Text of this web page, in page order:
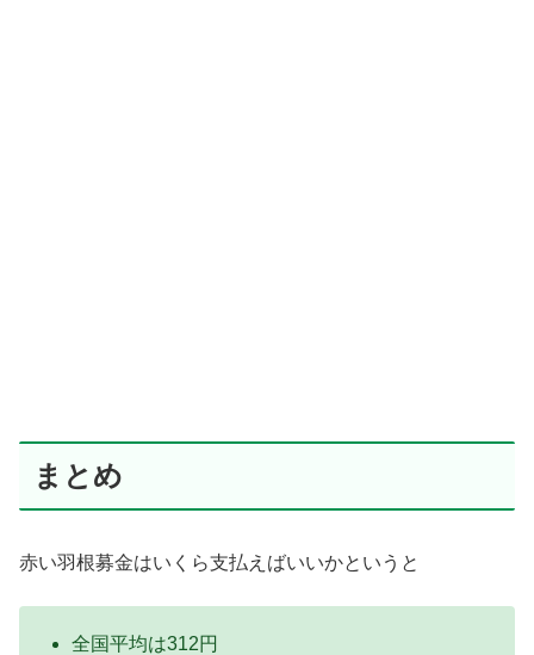
まとめ
赤い羽根募金はいくら支払えばいいかというと
全国平均は312円